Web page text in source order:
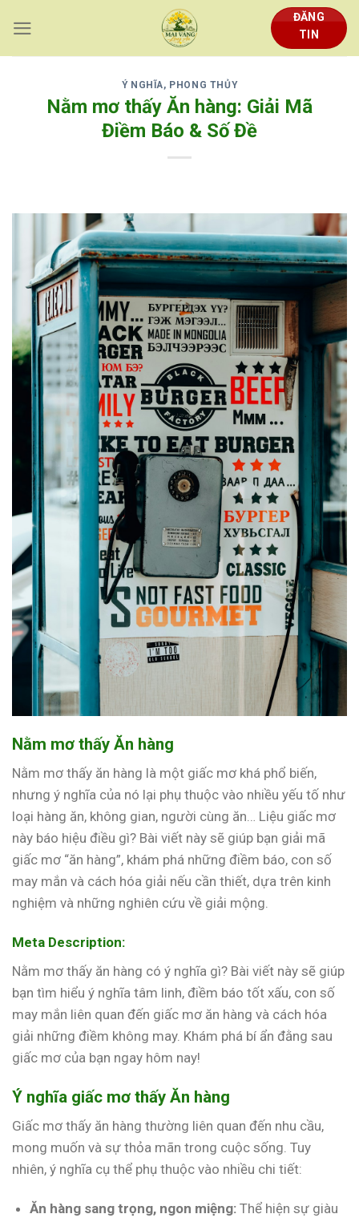
content
ĐĂNG
TIN
Ý NGHĨA, PHONG THỦY
Nằm mơ thấy Ăn hàng: Giải Mã
Điềm Báo & Số Đề
Nằm mơ thấy Ăn hàng
Nằm mơ thấy ăn hàng là một giấc mơ khá phổ biến,
nhưng ý nghĩa của nó lại phụ thuộc vào nhiều yếu tố như
loại hàng ăn, không gian, người cùng ăn… Liệu giấc mơ
này báo hiệu điều gì? Bài viết này sẽ giúp bạn giải mã
giấc mơ “ăn hàng”, khám phá những điềm báo, con số
may mắn và cách hóa giải nếu cần thiết, dựa trên kinh
nghiệm và những nghiên cứu về giải mộng.
Meta Description:
Nằm mơ thấy ăn hàng có ý nghĩa gì? Bài viết này sẽ giúp
bạn tìm hiểu ý nghĩa tâm linh, điềm báo tốt xấu, con số
may mắn liên quan đến giấc mơ ăn hàng và cách hóa
giải những điềm không may. Khám phá bí ẩn đằng sau
giấc mơ của bạn ngay hôm nay!
Ý nghĩa giấc mơ thấy Ăn hàng
Giấc mơ thấy ăn hàng thường liên quan đến nhu cầu,
mong muốn và sự thỏa mãn trong cuộc sống. Tuy
nhiên, ý nghĩa cụ thể phụ thuộc vào nhiều chi tiết:
Ăn hàng sang trọng, ngon miệng: Thể hiện sự giàu